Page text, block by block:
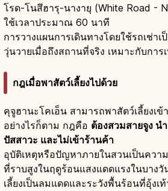
โรด-โนสึฮารุ-นางายุ (White Road -
ใช้เวลาประมาณ 60 นาที
การวางแผนการเดินทางโดยใช้รถเช่า
วุ่นวายเมื่อถึงสถานที่จริง เหมาะกับการ
กฎเมื่อพาสัตว์เลี้ยงไปด้วย
คุจูฮานะโคเอ็น สามารถพาสัตว์เลี้ยงเข้
อย่างไรก็ตาม กฎคือ ต้องสวมสายจูง น
ปัสสาวะ และไม่เข้าร้านค้า
อุบัติเหตุหรือปัญหาภายในสวนเป็นควา
ที่ราบสูงในฤดูร้อนแสงแดดแรงในบาง
เลี้ยงเป็นลมแดดและระวังพื้นร้อนที่อุ้งเ